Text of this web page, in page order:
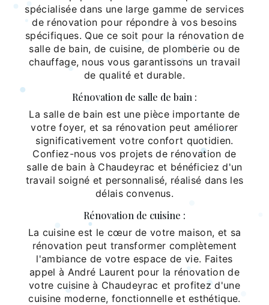
spécialisée dans une large gamme de services
de rénovation pour répondre à vos besoins
spécifiques. Que ce soit pour la rénovation de
salle de bain, de cuisine, de plomberie ou de
chauffage, nous vous garantissons un travail
de qualité et durable.
Rénovation de salle de bain :
La salle de bain est une pièce importante de
votre foyer, et sa rénovation peut améliorer
significativement votre confort quotidien.
Confiez-nous vos projets de rénovation de
salle de bain à Chaudeyrac et bénéficiez d'un
travail soigné et personnalisé, réalisé dans les
délais convenus.
Rénovation de cuisine :
La cuisine est le cœur de votre maison, et sa
rénovation peut transformer complètement
l'ambiance de votre espace de vie. Faites
appel à André Laurent pour la rénovation de
votre cuisine à Chaudeyrac et profitez d'une
cuisine moderne, fonctionnelle et esthétique.